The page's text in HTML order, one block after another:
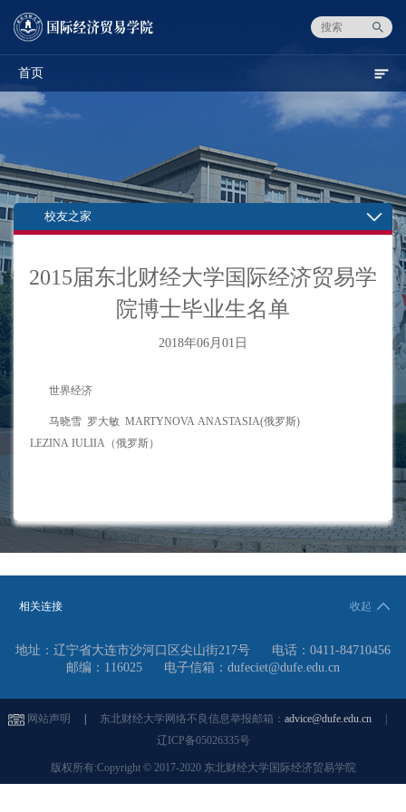
首页
校友之家
2015届东北财经大学国际经济贸易学
院博士毕业生名单
2018年06月01日
世界经济
马晓雪 罗大敏 MARTYNOVA ANASTASIA(俄罗斯)
LEZINA IULIIA（俄罗斯）
相关连接 收起
地址：辽宁省大连市沙河口区尖山街217号
电话：0411-84710456
邮编：116025
电子信箱：dufeciet@dufe.edu.cn
网站声明 东北财经大学网络不良信息举报邮箱： advice@dufe.edu.cn
辽ICP备05026335号
版权所有:Copyright © 2017-2020 东北财经大学国际经济贸易学院